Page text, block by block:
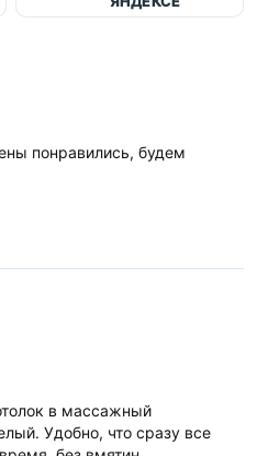
понравились, будем
в массажный
Удобно, что сразу все